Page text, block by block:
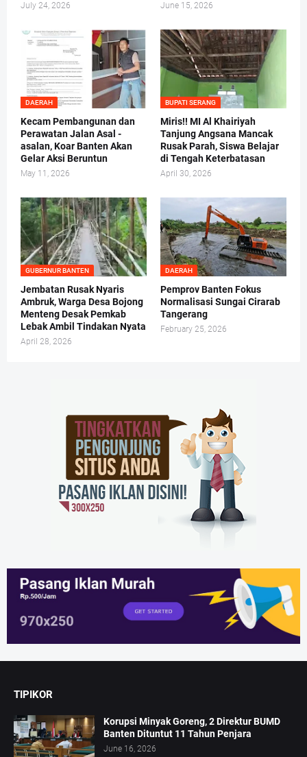
July 24, 2026 June 15, 2026
DAERAH
Kecam Pembangunan dan
Perawatan Jalan Asal -
asalan, Koar Banten Akan
Gelar Aksi Beruntun
May 11, 2026
BUPATI SERANG
Miris!! MI Al Khairiyah
Tanjung Angsana Mancak
Rusak Parah, Siswa Belajar
di Tengah Keterbatasan
April 30, 2026
GUBERNUR BANTEN
Jembatan Rusak Nyaris
Ambruk, Warga Desa Bojong
Menteng Desak Pemkab
Lebak Ambil Tindakan Nyata
April 28, 2026
DAERAH
Pemprov Banten Fokus
Normalisasi Sungai Cirarab
Tangerang
February 25, 2026
TIPIKOR
Korupsi Minyak Goreng, 2 Direktur BUMD
Banten Dituntut 11 Tahun Penjara
June 16, 2026